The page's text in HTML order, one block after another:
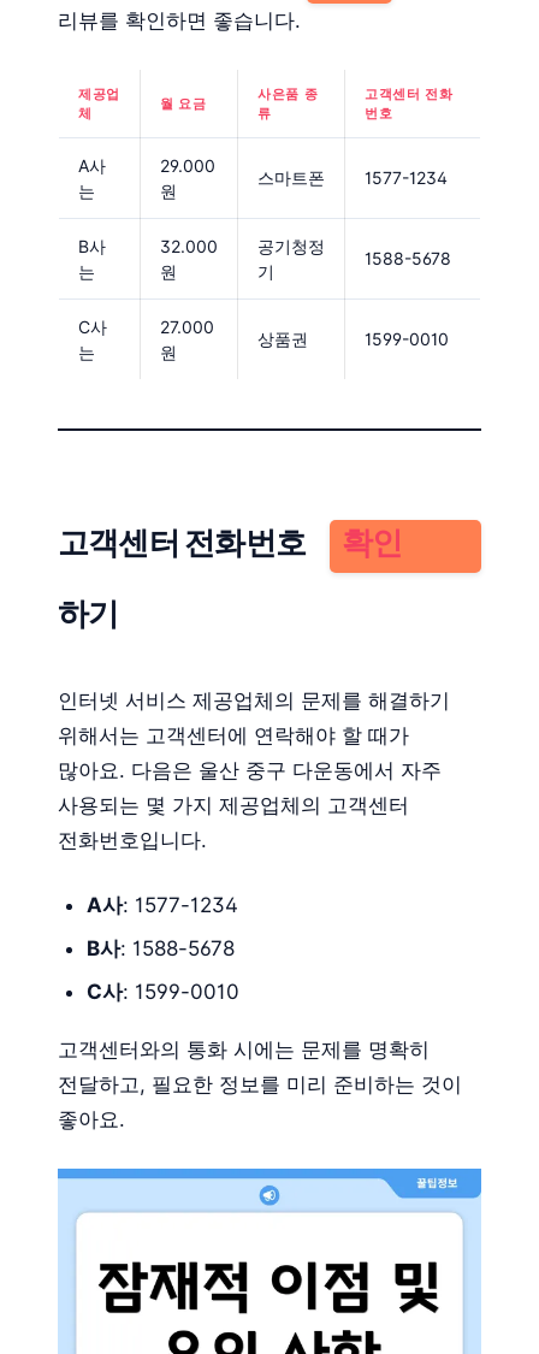
리뷰를 확인하면 좋습니다.
제공업
체
월 요금
사은품 종
류
고객센터 전화
번호
A사
는
29.000
원
스마트폰 1577-1234
B사
는
32.000
원
공기청정
기
1588-5678
C사
는
27.000
원
상품권 1599-0010
고객센터 전화번호
확인
하기
인터넷 서비스 제공업체의 문제를 해결하기
위해서는 고객센터에 연락해야 할 때가
많아요. 다음은 울산 중구 다운동에서 자주
사용되는 몇 가지 제공업체의 고객센터
전화번호입니다.
A사: 1577-1234
B사: 1588-5678
C사: 1599-0010
고객센터와의 통화 시에는 문제를 명확히
전달하고, 필요한 정보를 미리 준비하는 것이
좋아요.